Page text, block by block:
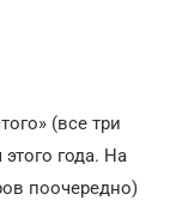
(все три
года. На
поочередно)